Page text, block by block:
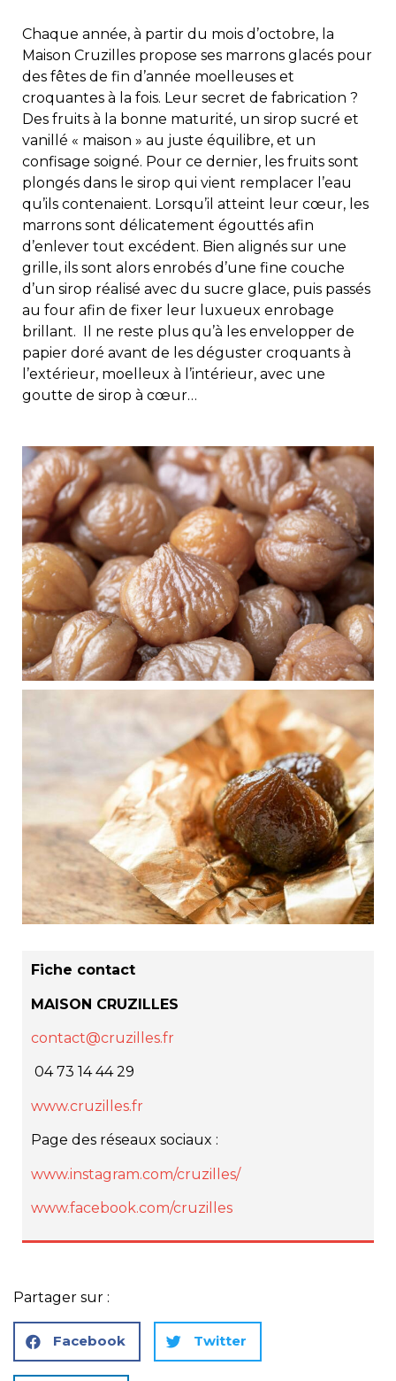
Chaque année, à partir du mois d’octobre, la
Maison Cruzilles propose ses marrons glacés pour
des fêtes de fin d’année moelleuses et
croquantes à la fois. Leur secret de fabrication ?
Des fruits à la bonne maturité, un sirop sucré et
vanillé « maison » au juste équilibre, et un
confisage soigné. Pour ce dernier, les fruits sont
plongés dans le sirop qui vient remplacer l’eau
qu’ils contenaient. Lorsqu’il atteint leur cœur, les
marrons sont délicatement égouttés afin
d’enlever tout excédent. Bien alignés sur une
grille, ils sont alors enrobés d’une fine couche
d’un sirop réalisé avec du sucre glace, puis passés
au four afin de fixer leur luxueux enrobage
brillant. Il ne reste plus qu’à les envelopper de
papier doré avant de les déguster croquants à
l’extérieur, moelleux à l’intérieur, avec une
goutte de sirop à cœur…
Fiche contact
MAISON CRUZILLES
contact@cruzilles.fr
04 73 14 44 29
www.cruzilles.fr
Page des réseaux sociaux :
www.instagram.com/cruzilles/
www.facebook.com/cruzilles
Partager sur :
Facebook Twitter